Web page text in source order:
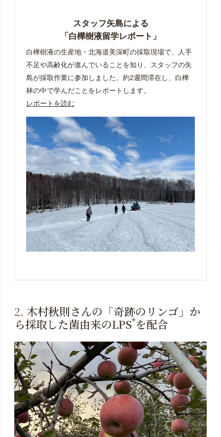
スタッフ矢島による
「白樺樹液留学レポート」
白樺樹液の生産地・北海道美深町の採取現場で、人手
不足や高齢化が進んでいることを知り、スタッフの矢
島が採取作業に参加しました。約2週間滞在し、白樺
林の中で学んだことをレポートします。
レポートを読む
2. 木村秋則さんの「奇跡のリンゴ」か
ら採取した菌由来のLPS*を配合